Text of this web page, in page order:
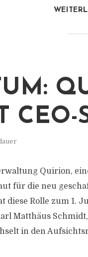
CEO-
Quirion,
für die neu
diese Rolle zum 1.
Matthäus
in den